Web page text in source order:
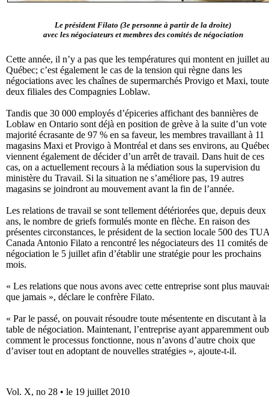
Le président Filato (3e personne à partir de la droite)
avec les négociateurs et membres des comités de négociation
Cette année, il n’y a pas que les températures qui montent en juillet au
Québec; c’est également le cas de la tension qui règne dans les
négociations avec les chaînes de supermarchés Provigo et Maxi,
deux filiales des Compagnies Loblaw.
Tandis que 30 000 employés d’épiceries affichant des bannières de
Loblaw en Ontario sont déjà en position de grève à la suite d’un vote
majorité écrasante de 97 % en sa faveur, les membres travaillant à 11
magasins Maxi et Provigo à Montréal et dans ses environs, au
viennent également de décider d’un arrêt de travail. Dans huit de ces
cas, on a actuellement recours à la médiation sous la supervision du
ministère du Travail. Si la situation ne s’améliore pas, 19 autres
magasins se joindront au mouvement avant la fin de l’année.
Les relations de travail se sont tellement détériorées que, depuis deux
ans, le nombre de griefs formulés monte en flèche. En raison des
présentes circonstances, le président de la section locale 500 des
Canada Antonio Filato a rencontré les négociateurs des 11 comités de
négociation le 5 juillet afin d’établir une stratégie pour les prochains
mois.
« Les relations que nous avons avec cette entreprise sont plus
que jamais », déclare le confrère Filato.
« Par le passé, on pouvait résoudre toute mésentente en discutant à la
table de négociation. Maintenant, l’entreprise ayant apparemment
comment le processus fonctionne, nous n’avons d’autre choix que
d’aviser tout en adoptant de nouvelles stratégies », ajoute-t-il.
Vol. X, no 28 • le 19 juillet 2010